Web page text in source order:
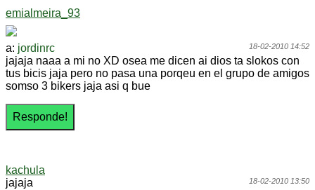
emialmeira_93
18-02-2010 14:52
a: jordinrc
jajaja naaa a mi no XD osea me dicen ai dios ta slokos con
tus bicis jaja pero no pasa una porqeu en el grupo de amigos
somso 3 bikers jaja asi q bue
kachula
18-02-2010 13:50
jajaja